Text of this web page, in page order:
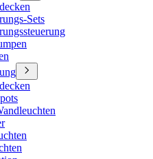
Sets